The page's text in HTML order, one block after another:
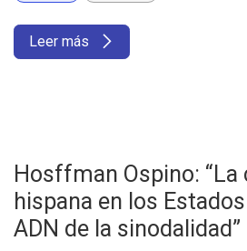
Leer más
Hosffman Ospino: “La
hispana en los
ADN de la sinodalidad”